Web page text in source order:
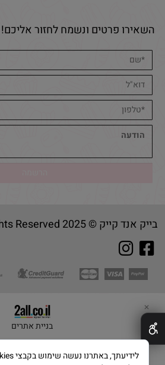
השאירו פרטים ונשמח לחזור אליכם!
בייק אנד קייק © 2025 All Rights Reserved
בניית אתרים
✕